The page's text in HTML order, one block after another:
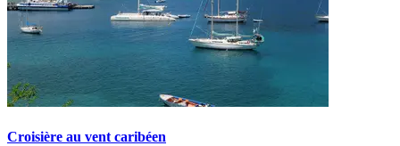
Croisière au vent caribéen